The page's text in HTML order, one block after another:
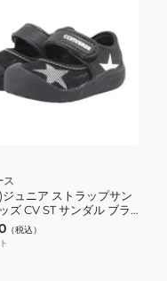
ス
ジュニア ストラップサン
ズ CV ST サンダル ブラ
（税込）